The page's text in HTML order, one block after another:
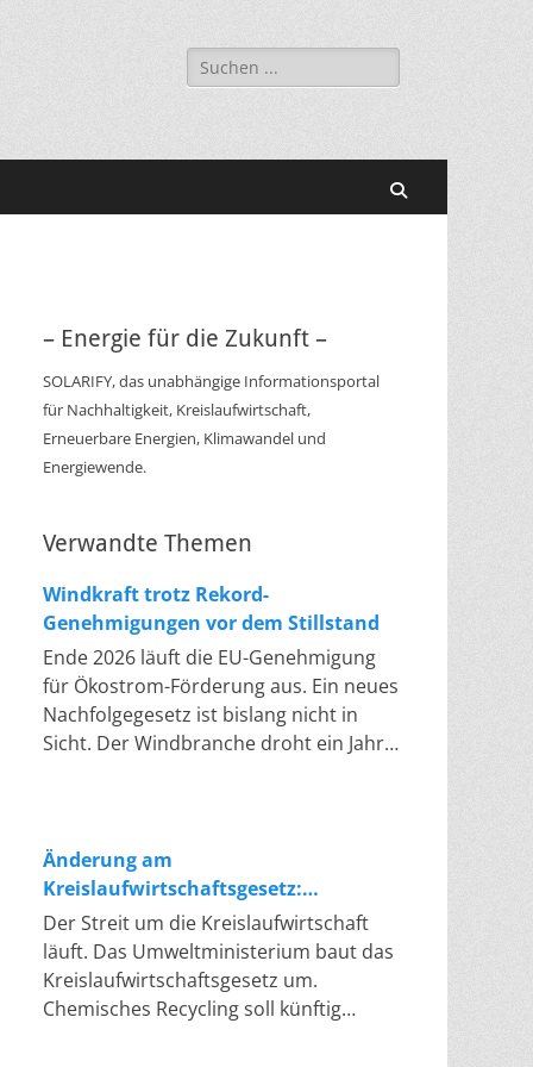
Suchen
nach:
– Energie für die Zukunft –
SOLARIFY, das unabhängige Informationsportal
für Nachhaltigkeit, Kreislaufwirtschaft,
Erneuerbare Energien, Klimawandel und
Energiewende.
Verwandte Themen
Windkraft trotz Rekord-
Genehmigungen vor dem Stillstand
Ende 2026 läuft die EU-Genehmigung
für Ökostrom-Förderung aus. Ein neues
Nachfolgegesetz ist bislang nicht in
Sicht. Der Windbranche droht ein Jahr,
Problem hat die Politik tatsächlich
gelöst, die Verfahren laufen heute
deutlich schneller. Die Halbjahresbilanz
der Branche bestätigt dieses Muster:
So viele Windräder wie nie zuvor
wurden genehmigt, doch im ersten
Halbjahr gingen netto nur rund zwei
Änderung am
Kreislaufwirtschaftsgesetz:
Chemisches Recycling soll Lücke
füllen
Der Streit um die Kreislaufwirtschaft
läuft. Das Umweltministerium baut das
Kreislaufwirtschaftsgesetz um.
Chemisches Recycling soll künftig